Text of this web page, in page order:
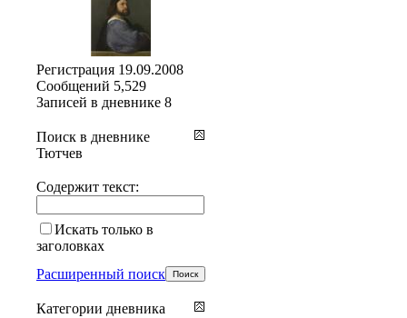
Регистрация 19.09.2008
Сообщений 5,529
Записей в дневнике 8
Поиск в дневнике
Тютчев
Содержит текст:
Искать только в
заголовках
Расширенный поиск
Категории дневника